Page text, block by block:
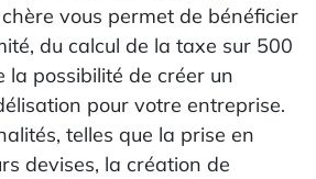
vous permet de bénéficier
du calcul de la taxe sur 500
la possibilité de créer un
pour votre entreprise.
telles que la prise en
devises, la création de